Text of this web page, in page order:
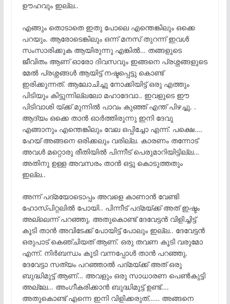
ഊഹവും ഇല്ല..
എങ്ങും തൊടാതെ ഇതു പോലെ എന്തെങ്കിലും ഒക്കെ
പറയും. ആരോടെങ്കിലും ഒന്ന് മനസ് തുറന്ന് ഇവൾ
സംസാരിക്കുക ആയിരുന്നു എങ്കിൽ… തങ്ങളുടെ
ജീവിതം ആണ് ഓരോ ദിവസവും ഇങ്ങനെ പ്രശ്നങ്ങളുടെ
മേൽ പ്രശ്നങ്ങൾ ആയിട്ട് നഷ്ടപ്പെട്ടു കൊണ്ട്
ഇരിക്കുന്നത്. ആലോചിച്ചു നോക്കിയിട്ട് ഒരു എത്തും
പിടിയും കിട്ടുന്നില്ലലോ മഹാദേവാ.. ഇവളുടെ ഈ
പിടിവാശി യ്ക്ക് മുന്നിൽ പാവം കുഞ്ഞ് എന്ത്‌ പിഴച്ചു. .
ആദ്യം ഒക്കെ താൻ ഓർത്തിരുന്നു ഇനി ദേവു
എങ്ങാനും എന്തെങ്കിലും വേല ഒപ്പിച്ചോ എന്ന്. പക്ഷെ….
ഹേയ് അങ്ങനെ ഒരിക്കലും വരില്ല. കാരണം തന്നോട്
അവൾ മറ്റൊരു രീതിയിൽ പിന്നീട് പെരുമാറിയിട്ടില്ല…
അതിനു ഉള്ള അവസരം താൻ ഒട്ടു കൊടുത്തതും
ഇല്ല..
അന്ന് പദ്മയോടൊപ്പം അവളെ കാണാൻ വേണ്ടി
ഹോസ്പിറ്റലിൽ പോയി.. പിന്നീട് പദ്മയ്ക്ക് അത് ഇഷ്ടം
അല്ലെന്ന് പറഞ്ഞു, അതുകൊണ്ട് ദേവേട്ടൻ വിളിച്ചിട്ട്
കൂടി താൻ അവിടേക്ക് പോയിട്ട് പോലും ഇല്ല.. ദേവേട്ടൻ
ഒരുപാട് കെഞ്ചിയത് ആണ്. ഒരു തവണ കൂടി വരുമോ
എന്ന്. നിർബന്ധം കൂടി വന്നപ്പോൾ താൻ പറഞ്ഞു,
ദേവേട്ടാ സത്യം പറഞ്ഞാൽ പദ്മയ്ക്ക് അത് ഒരു
ബുദ്ധിമുട്ട് ആണ്… അവളും ഒരു സാധാരണ പെൺകുട്ടി
അല്ലേ… അംഗീകരിക്കാൻ ബുദ്ധിമുട്ട് ഉണ്ട്….
അതുകൊണ്ട് എന്നെ ഇനി വിളിക്കരുത്…… അങ്ങനെ